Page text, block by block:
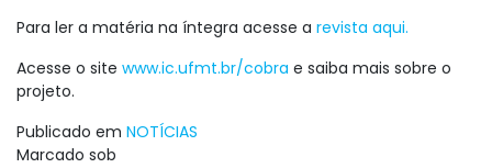
Para ler a matéria na íntegra acesse a revista aqui.
Acesse o site www.ic.ufmt.br/cobra e saiba mais sobre o
projeto.
Publicado em NOTÍCIAS
Marcado sob